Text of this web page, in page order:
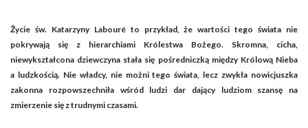
Życie św. Katarzyny Labouré to przykład, że wartości tego świata nie
pokrywają się z hierarchiami Królestwa Bożego. Skromna, cicha,
niewykształcona dziewczyna stała się pośredniczką między Królową Nieba
a ludzkością. Nie władcy, nie możni tego świata, lecz zwykła nowicjuszka
zakonna rozpowszechniła wśród ludzi dar dający ludziom szansę na
zmierzenie się z trudnymi czasami.